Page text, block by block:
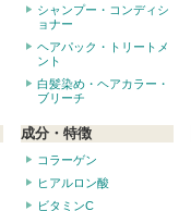
シャンプー・コンディシ
ョナー
ヘアパック・トリートメ
ント
白髪染め・ヘアカラー・
ブリーチ
成分・特徴
コラーゲン
ヒアルロン酸
ビタミンC